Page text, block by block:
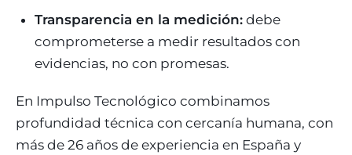
Transparencia en la medición: debe
comprometerse a medir resultados con
evidencias, no con promesas.
En Impulso Tecnológico combinamos
profundidad técnica con cercanía humana, con
más de 26 años de experiencia en España y